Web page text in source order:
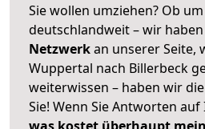
Sie wollen umziehen? Ob
deutschlandweit – wir haben
Netzwerkan unserer Seite,
Wuppertal nach Billerbeck
weiterwissen – haben wir
Sie! Wenn Sie Antworten